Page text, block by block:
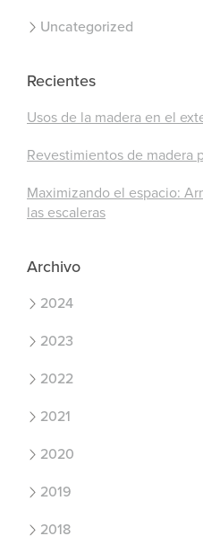
Uncategorized
Recientes
Usos de la madera en el
Revestimientos de madera
Maximizando el espacio:
las escaleras
Archivo
2024
2023
2022
2021
2020
2019
2018